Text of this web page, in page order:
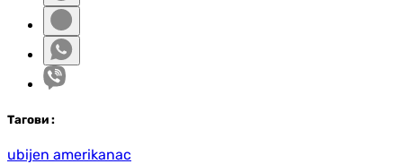
Тагови :
ubijen amerikanac